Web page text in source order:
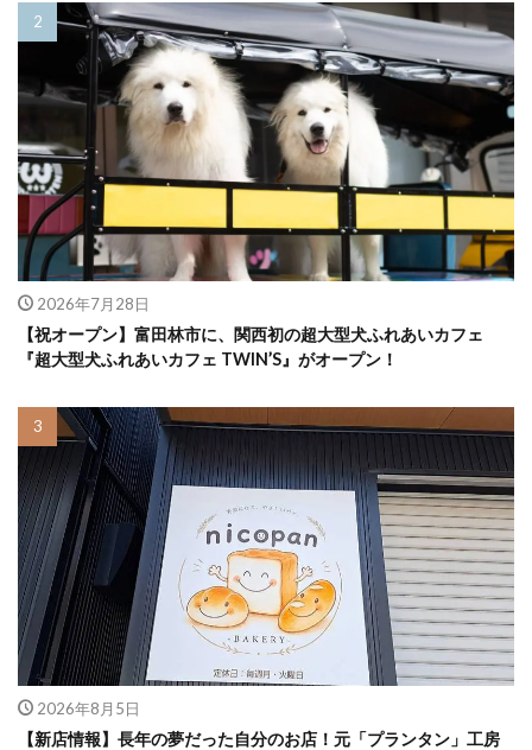
2026年7月28日
【祝オープン】富田林市に、関西初の超大型犬ふれあいカフェ
『超大型犬ふれあいカフェ TWIN’S』がオープン！
2026年8月5日
【新店情報】長年の夢だった自分のお店！元「プランタン」工房